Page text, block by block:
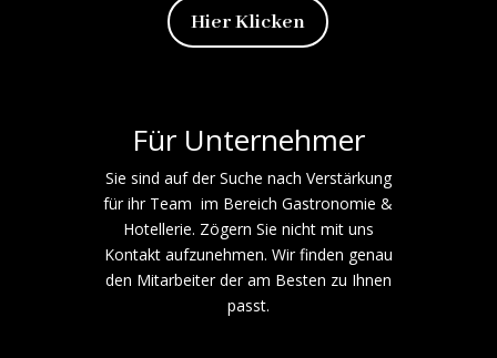
Hier Klicken
Für Unternehmer
Sie sind auf der Suche nach Verstärkung
für ihr Team im Bereich Gastronomie &
Hotellerie. Zögern Sie nicht mit uns
Kontakt aufzunehmen. Wir finden genau
den Mitarbeiter der am Besten zu Ihnen
passt.